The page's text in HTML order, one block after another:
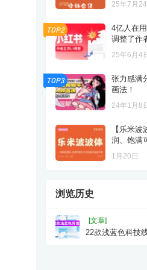
25年7月
TOP2
4亿人在
调整了作
25年6月4
TOP3
张力感满
画法！
24年1月8
【乐米
润、饱满
1月20日
浏览历史
[文章]
22款浅蓝色科技